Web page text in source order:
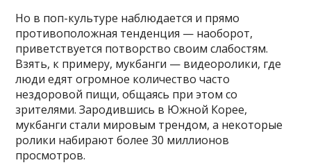
Но в поп-культуре наблюдается и прямо
противоположная тенденция — наоборот,
приветствуется потворство своим слабостям.
Взять, к примеру, мукбанги — видеоролики, где
люди едят огромное количество часто
нездоровой пищи, общаясь при этом со
зрителями. Зародившись в Южной Корее,
мукбанги стали мировым трендом, а некоторые
ролики набирают более 30 миллионов
просмотров.